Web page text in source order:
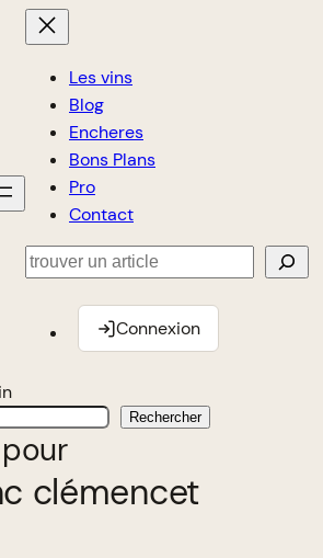
Les vins
Blog
Encheres
Bons Plans
Pro
Contact
Rechercher
Connexion
Rechercher
clémencet